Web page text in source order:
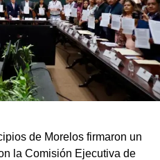
de Morelos firmaron un
la Comisión Ejecutiva de